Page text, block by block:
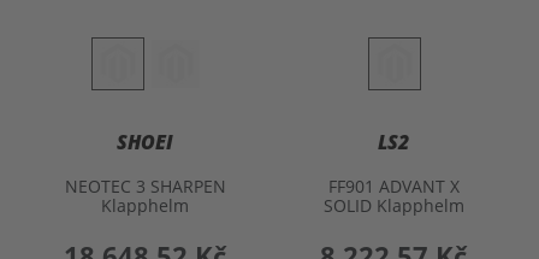
SHOEI
NEOTEC 3 SHARPEN
Klapphelm
LS2
FF901 ADVANT X
SOLID Klapphelm